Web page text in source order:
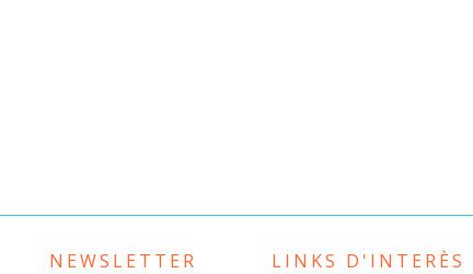
NEWSLETTER LINKS D'INTERÈS